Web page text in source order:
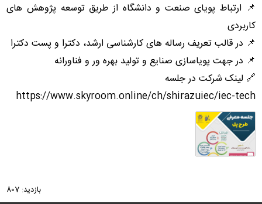
📌 ارتباط پویای صنعت و دانشگاه از طریق توسعه پژوهش های
کاربردی
📌 در قالب تعریف رساله های کارشناسی ارشد، دکترا و پست دکترا
📌 در جهت پویاسازی صنایع و تولید بهره ور و فناورانه
🔗 لینک شرکت در جلسه
https://www.skyroom.online/ch/shirazuiec/iec-tech
بازدید: 807